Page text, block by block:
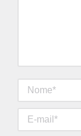
Nome *
E-mail *